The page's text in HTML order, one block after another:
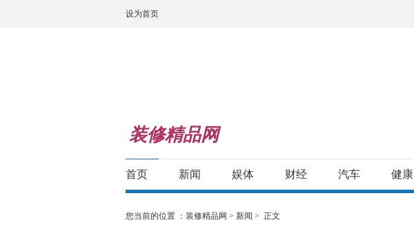
设为首页
装修精品网
首页 新闻 娱体 财经 汽车 健康
您当前的位置 ： 装修精品网 > 新闻 > 正文